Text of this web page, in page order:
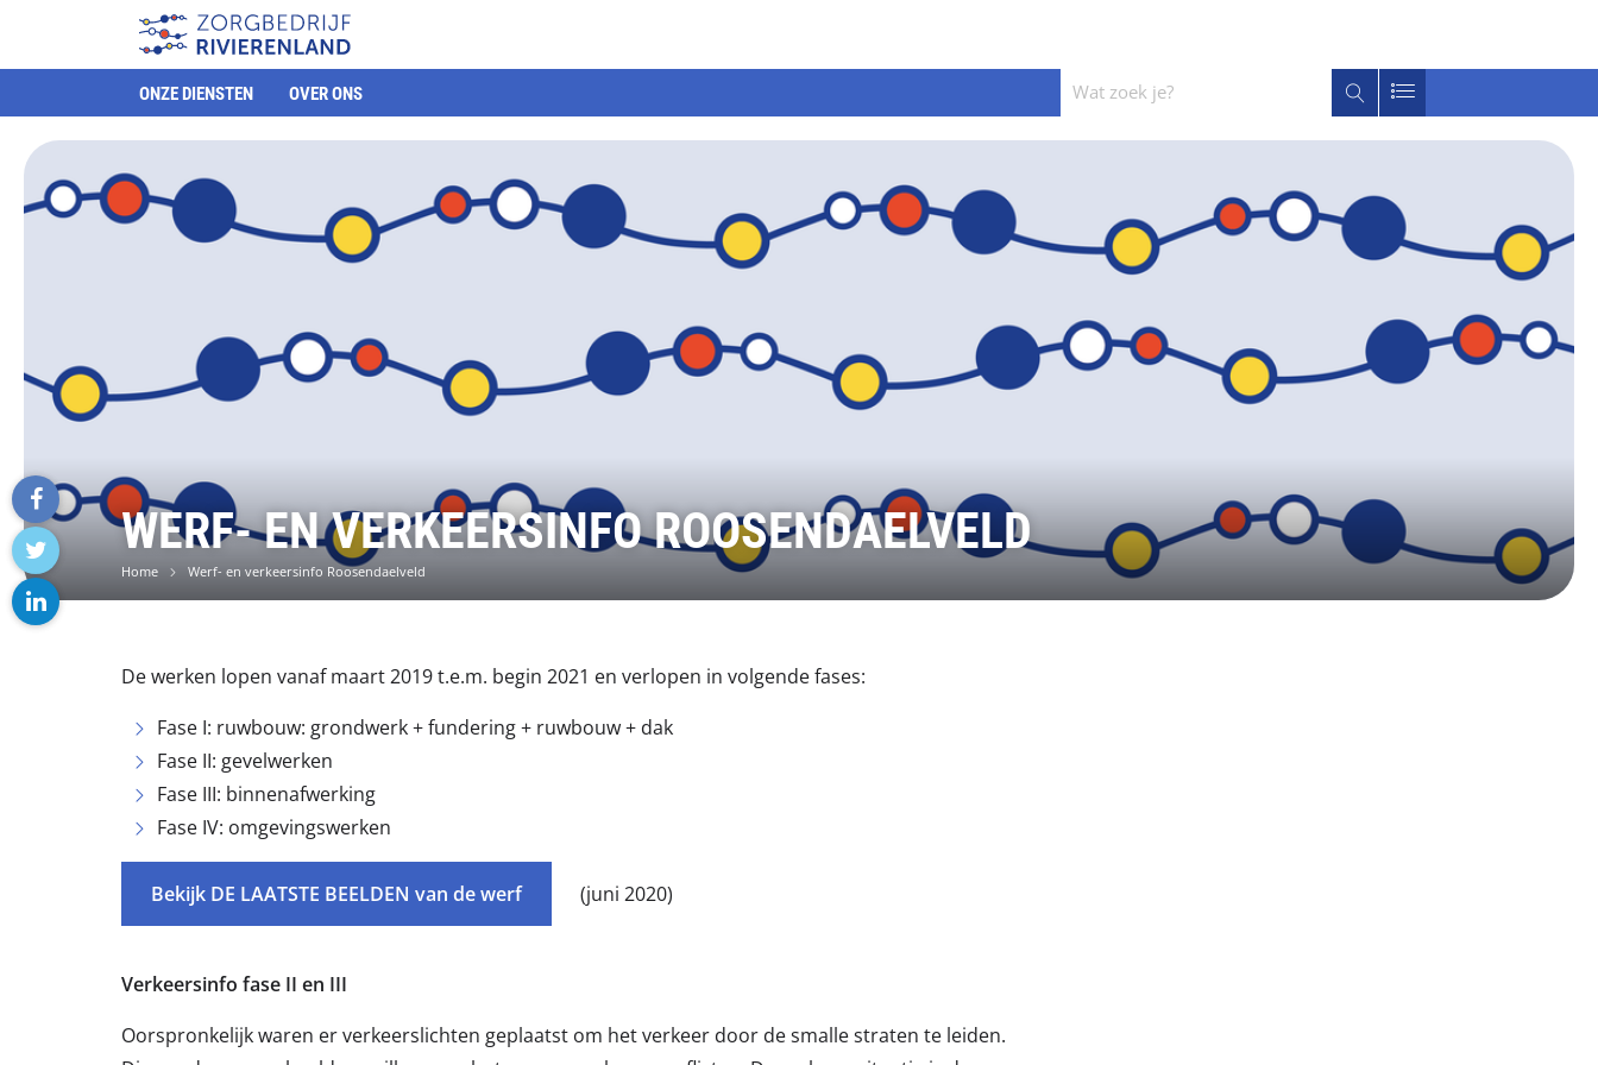
ONZE DIENSTEN OVER ONS
Wat
zoek
je?
Zoeken
WERF- EN VERKEERSINFO ROOSENDAELVELD
Home Werf- en verkeersinfo Roosendaelveld
facebook
twitter
De werken lopen vanaf maart 2019 t.e.m. begin 2021 en verlopen in volgende fases:
Fase I: ruwbouw: grondwerk + fundering + ruwbouw + dak
Fase II: gevelwerken
Fase III: binnenafwerking
Fase IV: omgevingswerken
Bekijk DE LAATSTE BEELDEN van de werf (juni 2020)
Verkeersinfo fase II en III
Oorspronkelijk waren er verkeerslichten geplaatst om het verkeer door de smalle straten te leiden.